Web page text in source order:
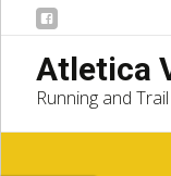
Atletica
Running and